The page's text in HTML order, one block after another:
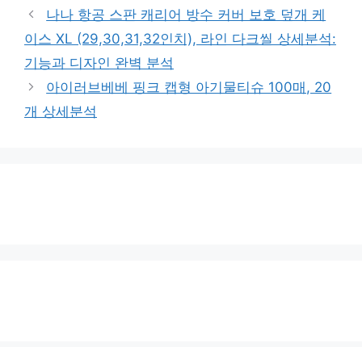
나나 항공 스판 캐리어 방수 커버 보호 덮개 케
이스 XL (29,30,31,32인치), 라인 다크씰 상세분석:
기능과 디자인 완벽 분석
아이러브베베 핑크 캡형 아기물티슈 100매, 20
개 상세분석